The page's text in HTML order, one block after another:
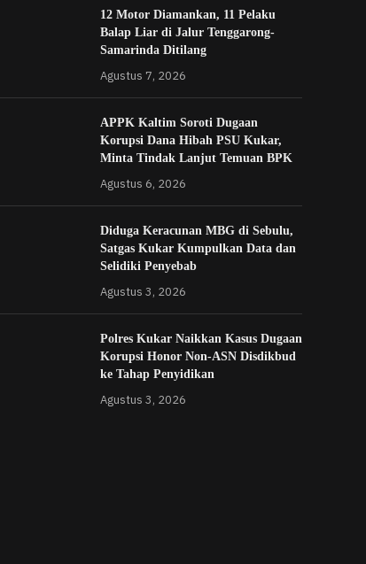
12 Motor Diamankan, 11 Pelaku
Balap Liar di Jalur Tenggarong-
Samarinda Ditilang
Agustus 7, 2026
APPK Kaltim Soroti Dugaan
Korupsi Dana Hibah PSU Kukar,
Minta Tindak Lanjut Temuan BPK
Agustus 6, 2026
Diduga Keracunan MBG di Sebulu,
Satgas Kukar Kumpulkan Data dan
Selidiki Penyebab
Agustus 3, 2026
Polres Kukar Naikkan Kasus Dugaan
Korupsi Honor Non-ASN Disdikbud
ke Tahap Penyidikan
Agustus 3, 2026